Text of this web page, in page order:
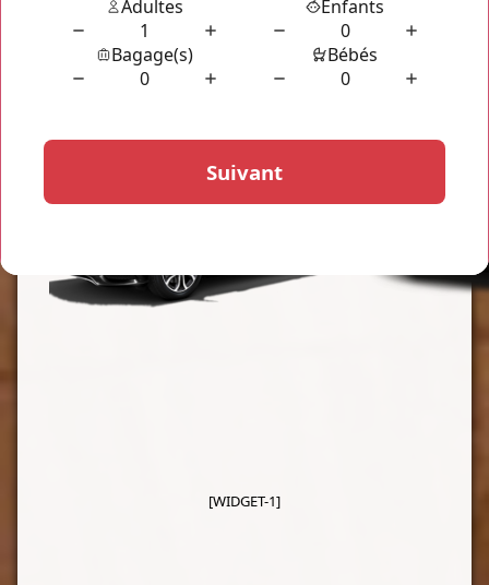
disponible pour vous servir dès que vous avez besoin d'un
transport de haute qualité.
[WIDGET-1]